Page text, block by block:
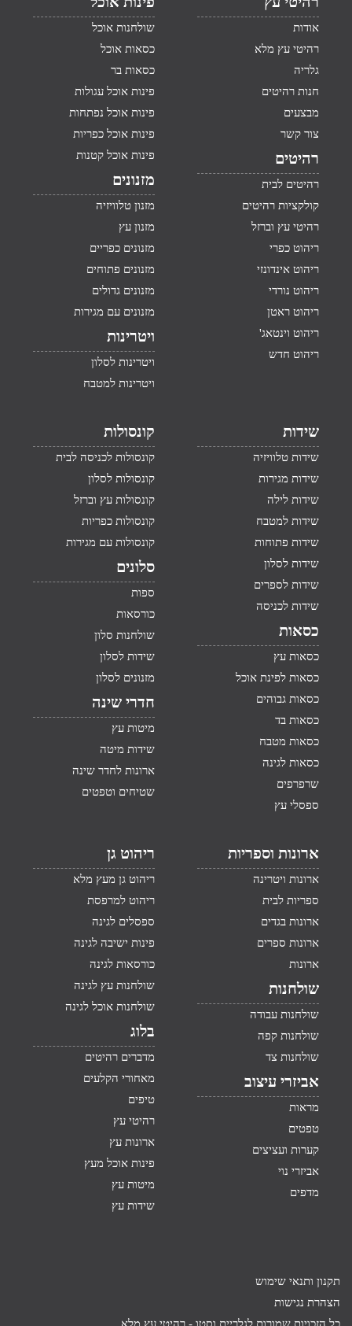
אודות
רהיטי עץ מלא
גלריה
חנות רהיטים
מבצעים
צור קשר
רהיטים
רהיטים לבית
קולקציות רהיטים
רהיטי עץ וברזל
ריהוט כפרי
ריהוט אינדונזי
ריהוט נורדי
ריהוט ראטן
ריהוט וינטאג'
ריהוט חדש
שולחנות אוכל
כסאות אוכל
כסאות בר
פינות אוכל עגולות
פינות אוכל נפתחות
פינות אוכל כפריות
פינות אוכל קטנות
מזנונים
מזנון טלוויזיה
מזנון עץ
מזנונים כפריים
מזנונים פתוחים
מזנונים גדולים
מזנונים עם מגירות
ויטרינות
ויטרינות לסלון
ויטרינות למטבח
שידות
שידות טלוויזיה
שידות מגירות
שידות לילה
שידות למטבח
שידות פתוחות
שידות לסלון
שידות לספרים
שידות לכניסה
כסאות
כסאות עץ
כסאות לפינת אוכל
כסאות גבוהים
כסאות בד
כסאות מטבח
כסאות לגינה
שרפרפים
ספסלי עץ
קונסולות
קונסולות לכניסה לבית
קונסולות לסלון
קונסולות עץ וברזל
קונסולות כפריות
קונסולות עם מגירות
סלונים
ספות
כורסאות
שולחנות סלון
שידות לסלון
מזנונים לסלון
חדרי שינה
מיטות עץ
שידות מיטה
ארונות לחדר שינה
שטיחים וטפטים
ארונות וספריות
ארונות ויטרינה
ספריות לבית
ארונות בגדים
ארונות ספרים
ארונות
שולחנות
שולחנות עבודה
שולחנות קפה
שולחנות צד
אביזרי עיצוב
מראות
טפטים
קערות ועציצים
אביזרי נוי
מדפים
ריהוט גן
ריהוט גן מעץ מלא
ריהוט למרפסת
ספסלים לגינה
פינות ישיבה לגינה
כורסאות לגינה
שולחנות עץ לגינה
שולחנות אוכל לגינה
בלוג
מדברים רהיטים
מאחורי הקלעים
טיפים
רהיטי עץ
ארונות עץ
פינות אוכל מעץ
מיטות עץ
שידות עץ
תקנון ותנאי שימוש
הצהרת נגישות